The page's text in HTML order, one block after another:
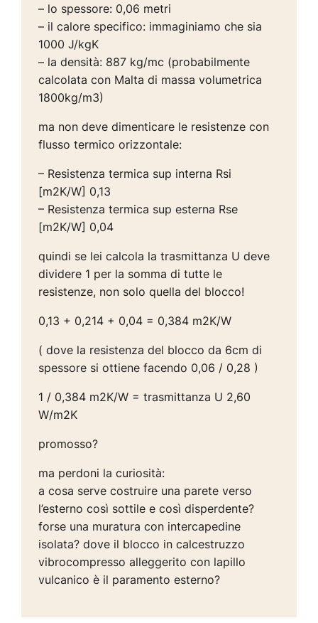
– lo spessore: 0,06 metri
– il calore specifico: immaginiamo che sia
1000 J/kgK
– la densità: 887 kg/mc (probabilmente
calcolata con Malta di massa volumetrica
1800kg/m3)
ma non deve dimenticare le resistenze con
flusso termico orizzontale:
– Resistenza termica sup interna Rsi
[m2K/W] 0,13
– Resistenza termica sup esterna Rse
[m2K/W] 0,04
quindi se lei calcola la trasmittanza U deve
dividere 1 per la somma di tutte le
resistenze, non solo quella del blocco!
0,13 + 0,214 + 0,04 = 0,384 m2K/W
( dove la resistenza del blocco da 6cm di
spessore si ottiene facendo 0,06 / 0,28 )
1 / 0,384 m2K/W = trasmittanza U 2,60
W/m2K
promosso?
ma perdoni la curiosità:
a cosa serve costruire una parete verso
l’esterno così sottile e così disperdente?
forse una muratura con intercapedine
isolata? dove il blocco in calcestruzzo
vibrocompresso alleggerito con lapillo
vulcanico è il paramento esterno?